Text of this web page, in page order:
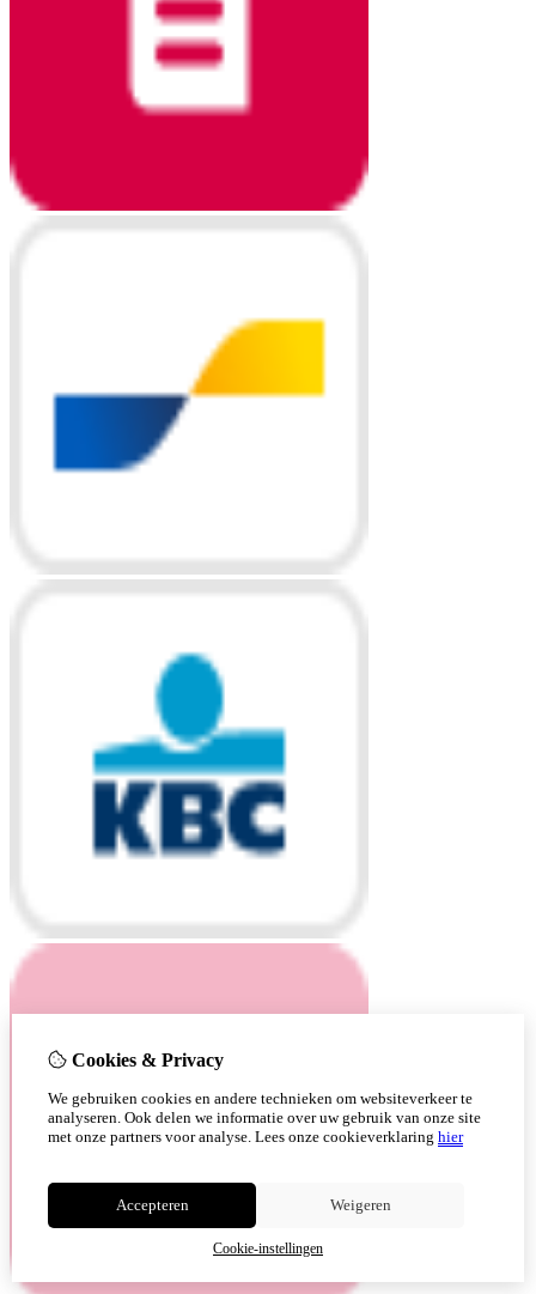
Cookies & Privacy
We gebruiken cookies en andere technieken om websiteverkeer te
analyseren. Ook delen we informatie over uw gebruik van onze site
met onze partners voor analyse. Lees onze cookieverklaring hier
Accepteren Weigeren
Cookie-instellingen